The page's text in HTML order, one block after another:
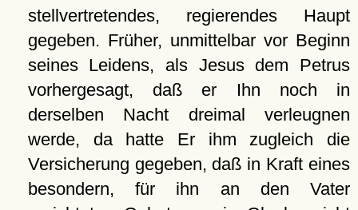
stellvertretendes, regierendes Haupt
gegeben. Früher, unmittelbar vor Beginn
seines Leidens, als Jesus dem Petrus
vorhergesagt, daß er Ihn noch in
derselben Nacht dreimal verleugnen
werde, da hatte Er ihm zugleich die
Versicherung gegeben, daß in Kraft eines
besondern, für ihn an den Vater